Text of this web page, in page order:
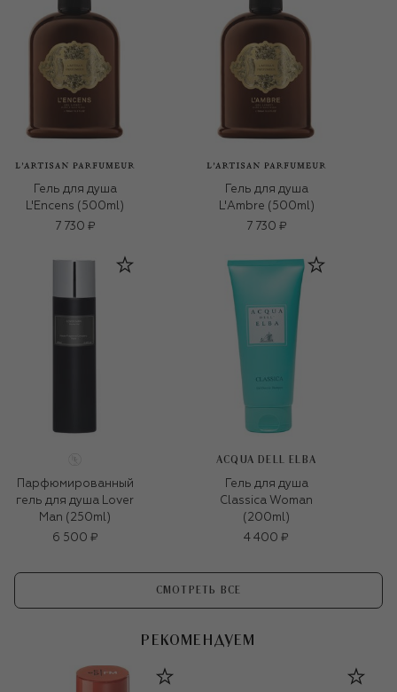
Гель для душа
L'Encens (500ml)
7 730 ₽
Гель для душа
L'Ambre (500ml)
7 730 ₽
Парфюмированный
гель для душа Lover
Man (250ml)
6 500 ₽
ACQUA DELL ELBA
Гель для душа
Classica Woman
(200ml)
4 400 ₽
СМОТРЕТЬ ВСЕ
РЕКОМЕНДУЕМ